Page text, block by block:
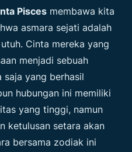
Pisces membawa kita
asmara sejati adalah
Cinta mereka yang
menjadi sebuah
saja yang berhasil
hubungan ini memiliki
yang tinggi, namun
ketulusan setara akan
bersama zodiak ini